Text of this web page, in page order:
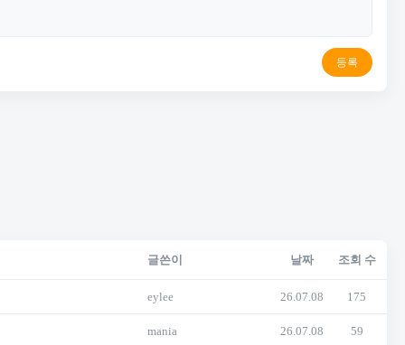
등록
글쓴이 날짜 조회 수
eylee 26.07.08 175
mania 26.07.08 59